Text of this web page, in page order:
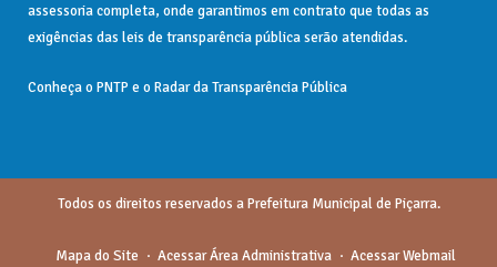
assessoriacompleta, onde garantimos em contrato que todas as
exigências das leis de transparência públicaserão atendidas.
Conheça o PNTP e o Radar da Transparência Pública
Todos os direitos reservados a Prefeitura Municipal de Piçarra.
Mapa do Site Acessar Área Administrativa Acessar Webmail